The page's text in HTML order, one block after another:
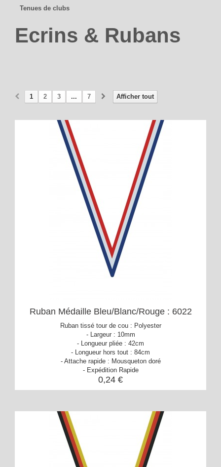
Tenues de clubs
Ecrins & Rubans
Afficher tout
1 2 3 ... 7
Ruban Médaille Bleu/Blanc/Rouge : 6022
Ruban tissé tour de cou : Polyester
- Largeur : 10mm
- Longueur pliée : 42cm
- Longueur hors tout : 84cm
- Attache rapide : Mousqueton doré
- Expédition Rapide
0,24 €